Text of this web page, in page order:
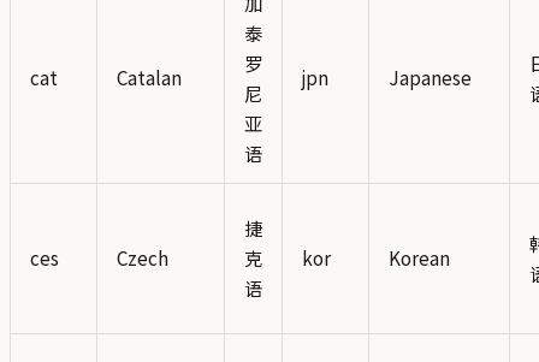
cat Catalan
泰
罗
尼
亚
语
jpn Japanese
ces Czech
捷
克
语
kor Korean